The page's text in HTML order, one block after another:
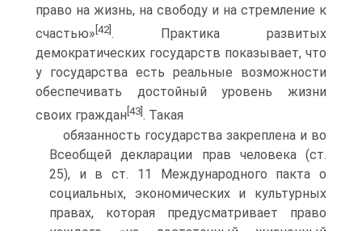
право на жизнь, на свободу и на стремление к
счастью» [42]. Практика развитых
демократических государств показывает, что
у государства есть реальные возможности
обеспечивать достойный уровень жизни
своих граждан [43] . Такая
обязанность государства закреплена и во
Всеобщей декларации прав человека (ст.
25), и в ст. 11 Международного пакта о
социальных, экономических и культурных
правах, которая предусматривает право